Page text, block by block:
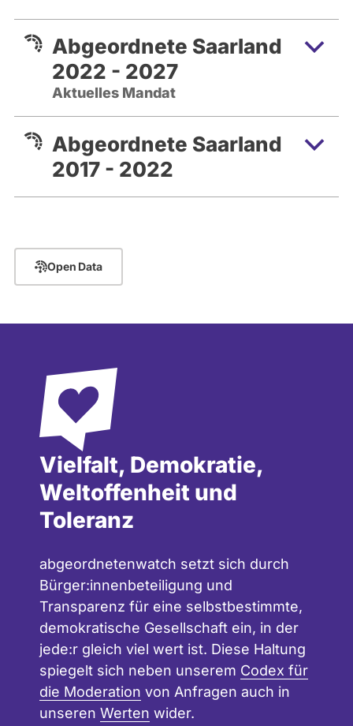
Abgeordnete Saarland
2022 - 2027
Aktuelles Mandat
Abgeordnete Saarland
2017 - 2022
Open Data
Vielfalt, Demokratie,
Weltoffenheit und
Toleranz
abgeordnetenwatch setzt sich durch
Bürger:innenbeteiligung und
Transparenz für eine selbstbestimmte,
demokratische Gesellschaft ein, in der
jede:r gleich viel wert ist. Diese Haltung
spiegelt sich neben unserem Codex für
die Moderation von Anfragen auch in
unseren Werten wider.